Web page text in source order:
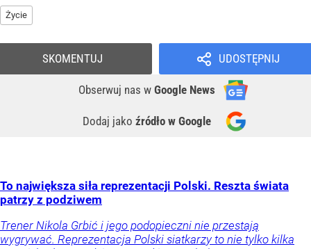
Życie
UDOSTĘPNIJ
Obserwuj nas w Google News
Dodaj jako źródło w Google
SKOMENTUJ
To największa siła reprezentacji Polski. Reszta świata
patrzy z podziwem
Trener Nikola Grbić i jego podopieczni nie przestają
wygrywać. Reprezentacja Polski siatkarzy to nie tylko kilka